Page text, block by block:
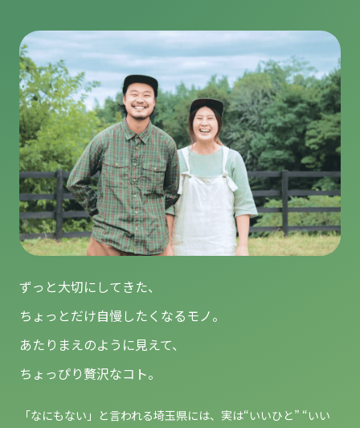
ずっと大切にしてきた、
ちょっとだけ自慢したくなるモノ。
あたりまえのように見えて、
ちょっぴり贅沢なコト。
「なにもない」と言われる埼玉県には、実は“いいひと” “いい